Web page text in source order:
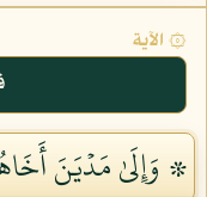
۞ الآية
۞ وَإِلَىٰ مَدۡيَنَ